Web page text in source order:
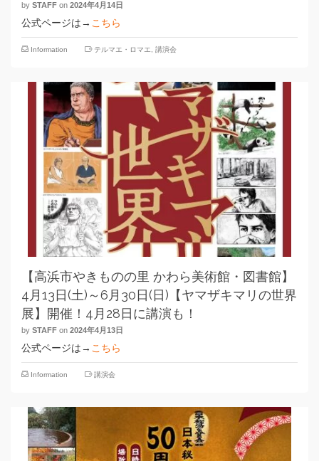
by STAFF on 2024年4月14日
公式ページは→ こちら
Information テルマエ・ロマエ 講演会
【高浜市やきものの里 かわら美術館・図書館】
4月13日(土)～6月30日(日)【ヤマザキマリの世界
展】開催！4月28日に講演も！
by STAFF on 2024年4月13日
公式ページは→ こちら
Information 講演会